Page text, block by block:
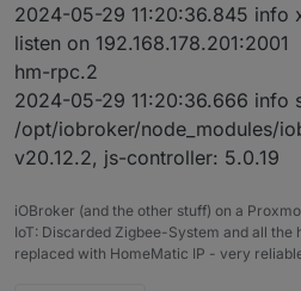
2024-05-29 11:20:36.845 info
listen on 192.168.178.201:2001
hm-rpc.2
2024-05-29 11:20:36.666 info
/opt/iobroker/node_modules/
v20.12.2, js-controller: 5.0.19
iOBroker (and the other stuff) on a
IoT: Discarded Zigbee-System and all
replaced with HomeMatic IP - very